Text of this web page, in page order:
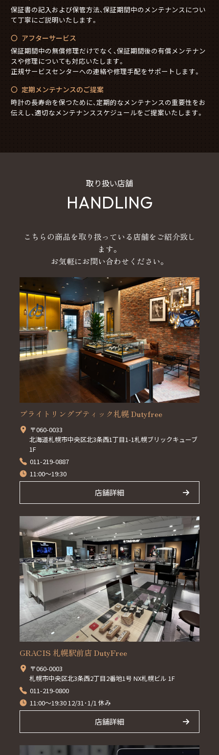
保証書の記入および保管方法、保証期間中のメンテナンスについ
て丁寧にご説明いたします。
アフターサービス
保証期間中の無償修理だけでなく、保証期間後の有償メンテナン
スや修理についても対応いたします。
正規サービスセンターへの連絡や修理手配をサポートします。
定期メンテナンスのご提案
時計の長寿命を保つために、定期的なメンテナンスの重要性をお
伝えし、適切なメンテナンススケジュールをご提案いたします。
取り扱い店舗
HANDLING
こちらの商品を取り扱っている店舗をご紹介致し
ます。
お気軽にお問い合わせください。
ブライトリングブティック札幌 Dutyfree
〒060-0033
北海道札幌市中央区北3条西1丁目1-1札幌ブリックキューブ
1F
011-219-0887
11:00～19:30
店舗詳細
GRACIS 札幌駅前店 DutyFree
〒060-0003
札幌市中央区北3条西2丁目2番地1号 NX札幌ビル 1F
011-219-0800
11:00～19:30 12/31･1/1 休み
店舗詳細